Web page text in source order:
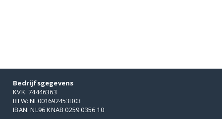
Bedrijfsgegevens
KVK: 74446363
BTW: NL001692453B03
IBAN: NL96 KNAB 0259 0356 10